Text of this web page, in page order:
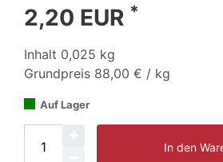
2,20 EUR *
Inhalt 0,025 kg
Grundpreis 88,00 € / kg
Auf Lager
In den